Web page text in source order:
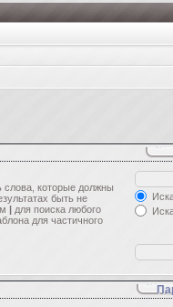
слова, которые должны
быть не
| для поиска любого
для частичного